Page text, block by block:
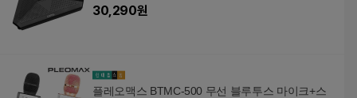
수업용
30,290원
플레오맥스 BTMC-500 무선 블루투스 마이크+스